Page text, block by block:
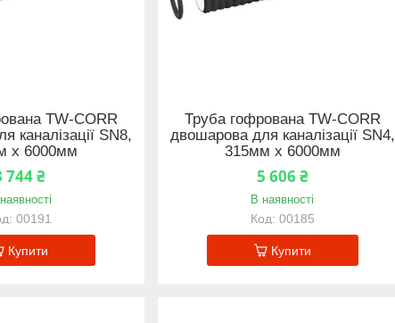
TW-CORR
каналізації SN8,
x 6000мм
744 ₴
00191
Купити
Труба гофрована TW-CORR
двошарова для каналізації SN4,
315мм x 6000мм
5 606 ₴
В наявності
00185
Купити